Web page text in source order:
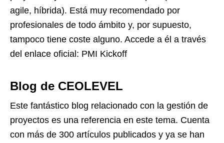
agile, híbrida). Está muy recomendado por
profesionales de todo ámbito y, por supuesto,
tampoco tiene coste alguno. Accede a él a través
del enlace oficial: PMI Kickoff
Blog de CEOLEVEL
Este fantástico blog relacionado con la gestión de
proyectos es una referencia en este tema. Cuenta
con más de 300 artículos publicados y ya se han